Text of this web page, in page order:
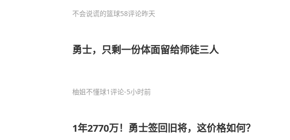
不会说谎的篮球58评论昨天
勇士，只剩一份体面留给师徒三人
柚姐不懂球1评论-5小时前
1年2770万！勇士签回旧将，这价格如何？